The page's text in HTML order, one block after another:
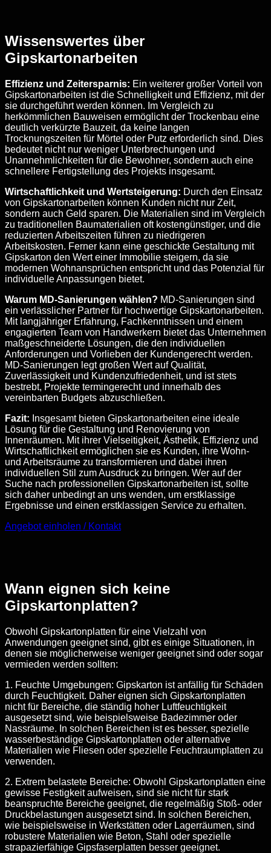
Wissenswertes über
Gipskartonarbeiten
Effizienz und Zeitersparnis: Ein weiterer großer Vorteil von
Gipskartonarbeiten ist die Schnelligkeit und Effizienz, mit der
sie durchgeführt werden können. Im Vergleich zu
herkömmlichen Bauweisen ermöglicht der Trockenbau eine
deutlich verkürzte Bauzeit, da keine langen
Trocknungszeiten für Mörtel oder Putz erforderlich sind. Dies
bedeutet nicht nur weniger Unterbrechungen und
Unannehmlichkeiten für die Bewohner, sondern auch eine
schnellere Fertigstellung des Projekts insgesamt.
Wirtschaftlichkeit und Wertsteigerung: Durch den Einsatz
von Gipskartonarbeiten können Kunden nicht nur Zeit,
sondern auch Geld sparen. Die Materialien sind im Vergleich
zu traditionellen Baumaterialien oft kostengünstiger, und die
reduzierten Arbeitszeiten führen zu niedrigeren
Arbeitskosten. Ferner kann eine geschickte Gestaltung mit
Gipskarton den Wert einer Immobilie steigern, da sie
modernen Wohnansprüchen entspricht und das Potenzial für
individuelle Anpassungen bietet.
Warum MD-Sanierungen wählen? MD-Sanierungen sind
ein verlässlicher Partner für hochwertige Gipskartonarbeiten.
Mit langjähriger Erfahrung, Fachkenntnissen und einem
engagierten Team von Handwerkern bietet das Unternehmen
maßgeschneiderte Lösungen, die den individuellen
Anforderungen und Vorlieben der Kundengerecht werden.
MD-Sanierungen legt großen Wert auf Qualität,
Zuverlässigkeit und Kundenzufriedenheit, und ist stets
bestrebt, Projekte termingerecht und innerhalb des
vereinbarten Budgets abzuschließen.
Fazit: Insgesamt bieten Gipskartonarbeiten eine ideale
Lösung für die Gestaltung und Renovierung von
Innenräumen. Mit ihrer Vielseitigkeit, Ästhetik, Effizienz und
Wirtschaftlichkeit ermöglichen sie es Kunden, ihre Wohn-
und Arbeitsräume zu transformieren und dabei ihren
individuellen Stil zum Ausdruck zu bringen. Wer auf der
Suche nach professionellen Gipskartonarbeiten ist, sollte
sich daher unbedingt an uns wenden, um erstklassige
Ergebnisse und einen erstklassigen Service zu erhalten.
Angebot einholen / Kontakt
Wann eignen sich keine
Gipskartonplatten?
Obwohl Gipskartonplatten für eine Vielzahl von
Anwendungen geeignet sind, gibt es einige Situationen, in
denen sie möglicherweise weniger geeignet sind oder sogar
vermieden werden sollten:
1. Feuchte Umgebungen: Gipskarton ist anfällig für Schäden
durch Feuchtigkeit. Daher eignen sich Gipskartonplatten
nicht für Bereiche, die ständig hoher Luftfeuchtigkeit
ausgesetzt sind, wie beispielsweise Badezimmer oder
Nassräume. In solchen Bereichen ist es besser, spezielle
wasserbeständige Gipskartonplatten oder alternative
Materialien wie Fliesen oder spezielle Feuchtraumplatten zu
verwenden.
2. Extrem belastete Bereiche: Obwohl Gipskartonplatten eine
gewisse Festigkeit aufweisen, sind sie nicht für stark
beanspruchte Bereiche geeignet, die regelmäßig Stoß- oder
Druckbelastungen ausgesetzt sind. In solchen Bereichen,
wie beispielsweise in Werkstätten oder Lagerräumen, sind
robustere Materialien wie Beton, Stahl oder spezielle
strapazierfähige Gipsfaserplatten besser geeignet.